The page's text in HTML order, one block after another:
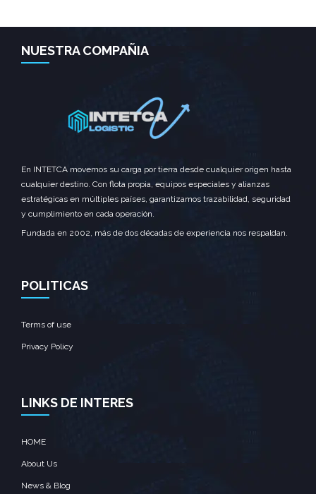
NUESTRA COMPAÑIA
En INTETCA movemos su carga por tierra desde cualquier origen hasta
cualquier destino. Con flota propia, equipos especiales y alianzas
estratégicas en múltiples países, garantizamos trazabilidad, seguridad
y cumplimiento en cada operación.
Fundada en 2002, más de dos décadas de experiencia nos respaldan.
POLITICAS
Terms of use
Privacy Policy
LINKS DE INTERES
HOME
About Us
News & Blog